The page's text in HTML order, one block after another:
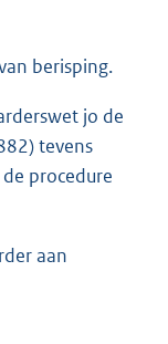
berisping.
jo de
tevens
procedure
aan